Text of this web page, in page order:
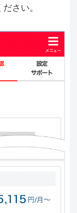
さい。